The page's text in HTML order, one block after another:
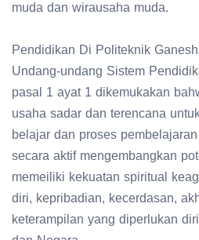
muda dan wirausaha muda.
Pendidikan Di Politeknik
Undang-undang Sistem
pasal 1 ayat 1 dikemukakan
usaha sadar dan terencana
belajar dan proses
secara aktif mengembangkan
memeiliki kekuatan spiritual
diri, kepribadian, kecerdasan,
keterampilan yang diperlukan